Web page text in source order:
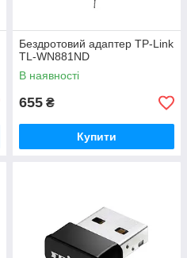
Бездротовий адаптер TP-Link
TL-WN881ND
В наявності
655 ₴
Купити